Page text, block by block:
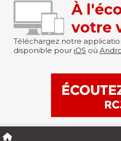
À
votre
Téléchargez notre
disponible pour iOS où